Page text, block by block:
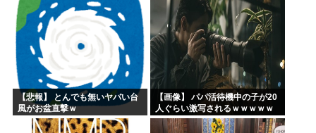
【悲報】 とんでも無いヤバい台
風がお盆直撃ｗ
【画像】 パパ活待機中の子が20
人ぐらい激写されるｗｗｗｗｗ
ｗｗｗｗｗｗ